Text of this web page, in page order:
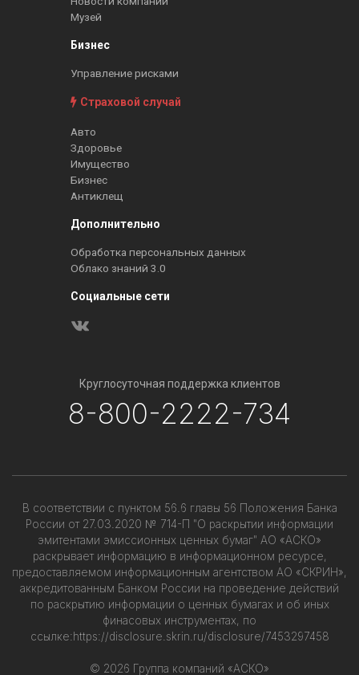
Музей
Бизнес
Управление рисками
Страховой случай
Авто
Здоровье
Имущество
Бизнес
Антиклещ
Дополнительно
Обработка персональных данных
Облако знаний 3.0
Социальные сети
Круглосуточная поддержка клиентов
8-800-2222-734
В соответствии с пунктом 56.6 главы 56 Положения Банка
России от 27.03.2020 № 714-П "О раскрытии информации
эмитентами эмиссионных ценных бумаг" АО «АСКО»
раскрывает информацию в информационном ресурсе,
предоставляемом информационным агентством АО «СКРИН»,
аккредитованным Банком России на проведение действий
по раскрытию информации о ценных бумагах и об иных
финасовых инструментах, по
ссылке:https://disclosure.skrin.ru/disclosure/7453297458
© 2026 Группа компаний «АСКО»